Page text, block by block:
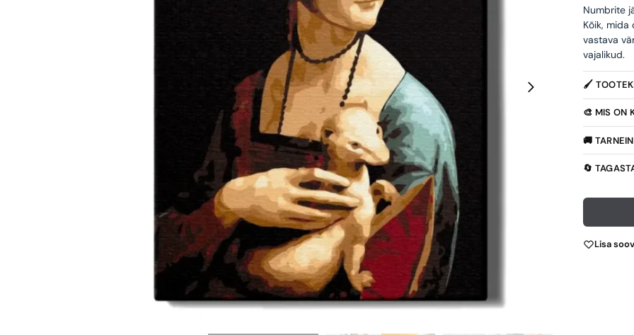
Numbrite
Kõik,
vastava
vajalikud.
🖌️
🎨 MIS ON
🚚
🔄
Lisa